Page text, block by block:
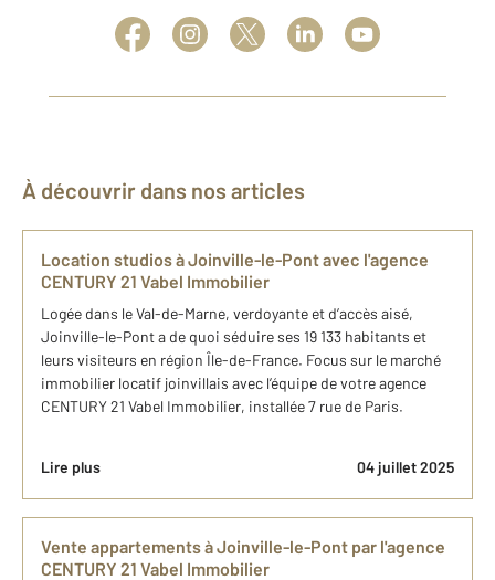
À découvrir dans nos articles
Location studios à Joinville-le-Pont avec l'agence
CENTURY 21 Vabel Immobilier
Logée dans le Val-de-Marne, verdoyante et d’accès aisé,
Joinville-le-Pont a de quoi séduire ses 19 133 habitants et
leurs visiteurs en région Île-de-France. Focus sur le marché
immobilier locatif joinvillais avec l’équipe de votre agence
CENTURY 21 Vabel Immobilier, installée 7 rue de Paris.
Lire plus 04 juillet 2025
Vente appartements à Joinville-le-Pont par l'agence
CENTURY 21 Vabel Immobilier